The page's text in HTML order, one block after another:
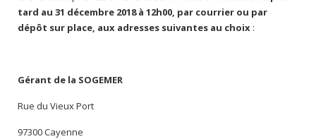
tard au 31 décembre 2018 à 12h00, par courrier ou par
dépôt sur place, aux adresses suivantes au choix :
Gérant de la SOGEMER
Rue du Vieux Port
97300 Cayenne